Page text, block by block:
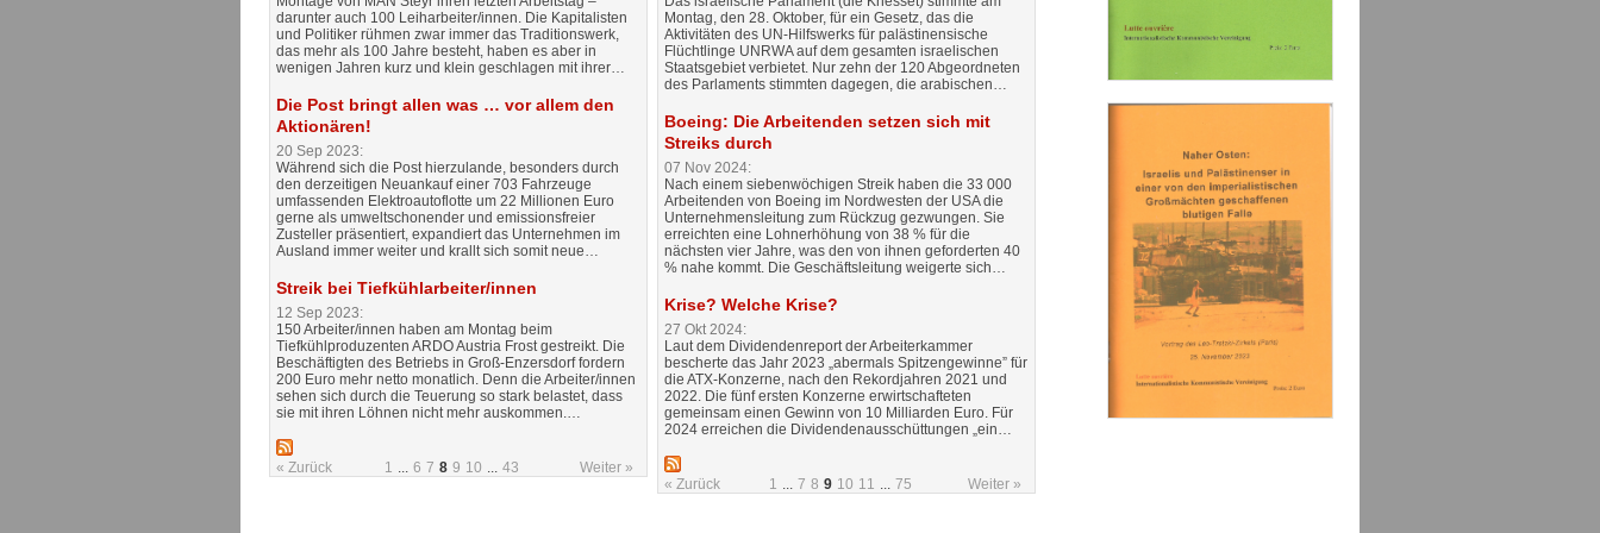
darunter auch 100 Leiharbeiter/innen. Die Kapitalisten
und Politiker rühmen zwar immer das Traditionswerk,
das mehr als 100 Jahre besteht, haben es aber in
wenigen Jahren kurz und klein geschlagen mit ihrer…
Die Post bringt allen was … vor allem den
Aktionären!
20 Sep 2023:
Während sich die Post hierzulande, besonders durch
den derzeitigen Neuankauf einer 703 Fahrzeuge
umfassenden Elektroautoflotte um 22 Millionen Euro
gerne als umweltschonender und emissionsfreier
Zusteller präsentiert, expandiert das Unternehmen im
Ausland immer weiter und krallt sich somit neue…
Streik bei Tiefkühlarbeiter/innen
12 Sep 2023:
150 Arbeiter/innen haben am Montag beim
Tiefkühlproduzenten ARDO Austria Frost gestreikt. Die
Beschäftigten des Betriebs in Groß-Enzersdorf fordern
200 Euro mehr netto monatlich. Denn die Arbeiter/innen
sehen sich durch die Teuerung so stark belastet, dass
sie mit ihren Löhnen nicht mehr auskommen.…
« Zurück 1 ... 6 7 8 9 10 ... 43 Weiter »
Montag, den 28. Oktober, für ein Gesetz, das die
Aktivitäten des UN-Hilfswerks für palästinensische
Flüchtlinge UNRWA auf dem gesamten israelischen
Staatsgebiet verbietet. Nur zehn der 120 Abgeordneten
des Parlaments stimmten dagegen, die arabischen…
Boeing: Die Arbeitenden setzen sich mit
Streiks durch
07 Nov 2024:
Nach einem siebenwöchigen Streik haben die 33 000
Arbeitenden von Boeing im Nordwesten der USA die
Unternehmensleitung zum Rückzug gezwungen. Sie
erreichten eine Lohnerhöhung von 38 % für die
nächsten vier Jahre, was den von ihnen geforderten 40
% nahe kommt. Die Geschäftsleitung weigerte sich…
Krise? Welche Krise?
27 Okt 2024:
Laut dem Dividendenreport der Arbeiterkammer
bescherte das Jahr 2023 „abermals Spitzengewinne” für
die ATX-Konzerne, nach den Rekordjahren 2021 und
2022. Die fünf ersten Konzerne erwirtschafteten
gemeinsam einen Gewinn von 10 Milliarden Euro. Für
2024 erreichen die Dividendenausschüttungen „ein…
« Zurück 1 ... 7 8 9 10 11 ... 75 Weiter »